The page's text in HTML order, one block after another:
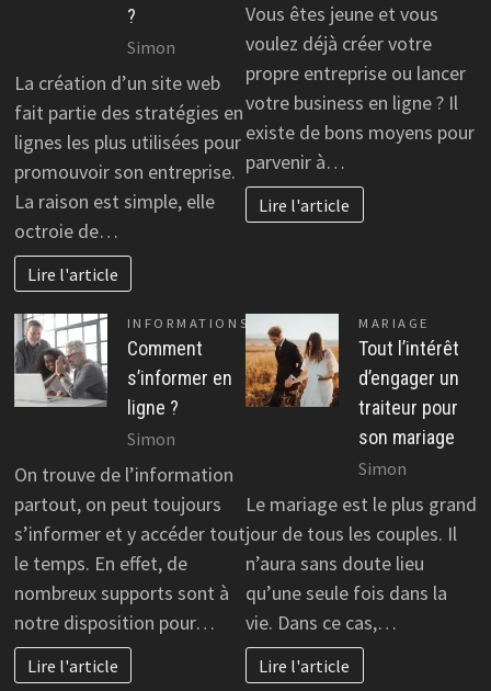
?
Simon
La création d’un site web
fait partie des stratégies en
lignes les plus utilisées pour
promouvoir son entreprise.
La raison est simple, elle
octroie de…
Lire l'article
Vous êtes jeune et vous
voulez déjà créer votre
propre entreprise ou lancer
votre business en ligne ? Il
existe de bons moyens pour
parvenir à…
Lire l'article
INFORMATIONS
Comment
s’informer en
ligne ?
Simon
On trouve de l’information
partout, on peut toujours
s’informer et y accéder tout
le temps. En effet, de
nombreux supports sont à
notre disposition pour…
Lire l'article
MARIAGE
Tout l’intérêt
d’engager un
traiteur pour
son mariage
Simon
Le mariage est le plus grand
jour de tous les couples. Il
n’aura sans doute lieu
qu’une seule fois dans la
vie. Dans ce cas,…
Lire l'article